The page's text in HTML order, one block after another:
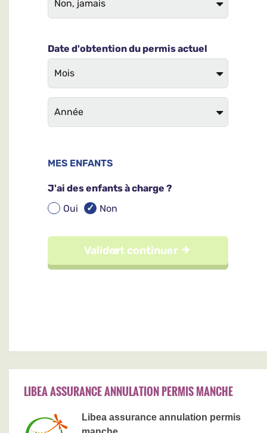
LIBEA ASSURANCE ANNULATION PERMIS MANCHE
Libea assurance annulation permis